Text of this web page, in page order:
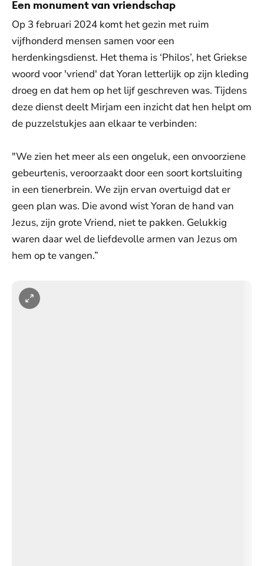
Een monument van vriendschap
Op 3 februari 2024 komt het gezin met ruim
vijfhonderd mensen samen voor een
herdenkingsdienst. Het thema is ‘Philos’, het Griekse
woord voor 'vriend' dat Yoran letterlijk op zijn kleding
droeg en dat hem op het lijf geschreven was. Tijdens
deze dienst deelt Mirjam een inzicht dat hen helpt om
de puzzelstukjes aan elkaar te verbinden:
"We zien het meer als een ongeluk, een onvoorziene
gebeurtenis, veroorzaakt door een soort kortsluiting
in een tienerbrein. We zijn ervan overtuigd dat er
geen plan was. Die avond wist Yoran de hand van
Jezus, zijn grote Vriend, niet te pakken. Gelukkig
waren daar wel de liefdevolle armen van Jezus om
hem op te vangen.”